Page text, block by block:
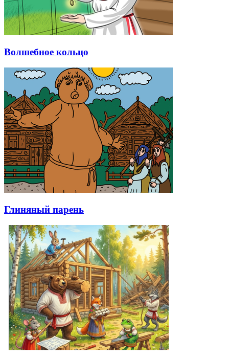
Волшебное кольцо
Глиняный парень